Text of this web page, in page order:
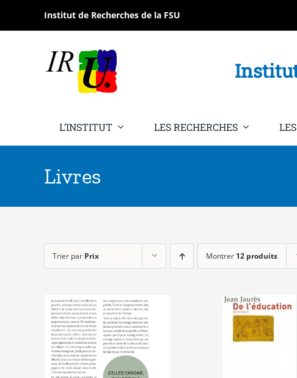
contenu
Institut de Recherches de la FSU
L’INSTITUT LES RECHERCHES
Livres
Trier par Prix Montrer 12 produits